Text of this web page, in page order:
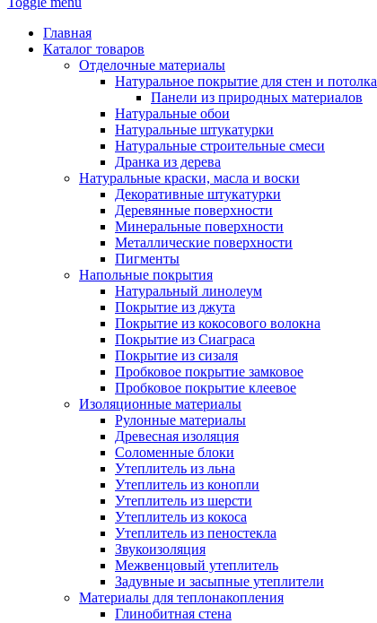
Главная
Каталог товаров
Отделочные материалы
Натуральное покрытие для стен и потолка
Панели из природных материалов
Натуральные обои
Натуральные штукатурки
Натуральные строительные смеси
Дранка из дерева
Натуральные краски, масла и воски
Декоративные штукатурки
Деревянные поверхности
Минеральные поверхности
Металлические поверхности
Пигменты
Напольные покрытия
Натуральный линолеум
Покрытие из джута
Покрытие из кокосового волокна
Покрытие из Сиаграса
Покрытие из сизаля
Пробковое покрытие замковое
Пробковое покрытие клеевое
Изоляционные материалы
Рулонные материалы
Древесная изоляция
Соломенные блоки
Утеплитель из льна
Утеплитель из конопли
Утеплитель из шерсти
Утеплитель из кокоса
Утеплитель из пеностекла
Звукоизоляция
Межвенцовый утеплитель
Задувные и засыпные утеплители
Материалы для теплонакопления
Глинобитная стена